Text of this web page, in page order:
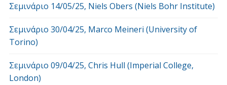
Σεμινάριο 14/05/25, Niels Obers (Niels Bohr Institute)
Σεμινάριο 30/04/25, Marco Meineri (University of
Torino)
Σεμινάριο 09/04/25, Chris Hull (Imperial College,
London)